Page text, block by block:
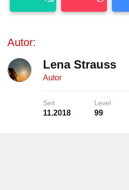
Autor:
Lena Strauss
Autor
Seit
11.2018
Level
99